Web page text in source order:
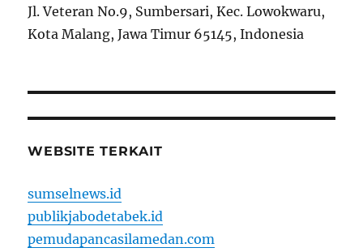
Jl. Veteran No.9, Sumbersari, Kec. Lowokwaru,
Kota Malang, Jawa Timur 65145, Indonesia
WEBSITE TERKAIT
sumselnews.id
publikjabodetabek.id
pemudapancasilamedan.com